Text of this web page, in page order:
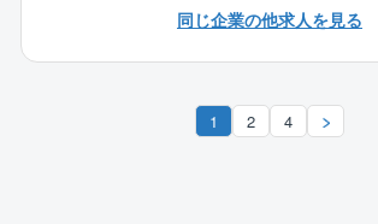
【キャリアについて】
同社のの新卒中途比率は新卒4割、中途6
同じ企業の他求人を見る
1 2 4